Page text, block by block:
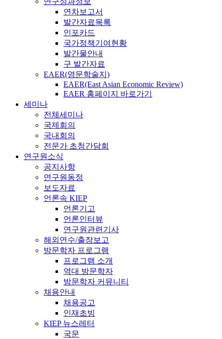
연차보고서
발간자료목록
인포카드
국가정책기여현황
발간물안내
구 발간자료
EAER(영문학술지)
EAER(East Asian Economic Review)
EAER 홈페이지 바로가기
세미나
전체세미나
국제회의
국내회의
전문가 초청간담회
연구원소식
공지사항
연구원동정
보도자료
언론속 KIEP
언론기고
언론인터뷰
연구원관련기사
해외연수/출장보고
방문학자 프로그램
프로그램 소개
역대 방문학자
방문학자 커뮤니티
채용안내
채용공고
인재초빙
KIEP 뉴스레터
국문